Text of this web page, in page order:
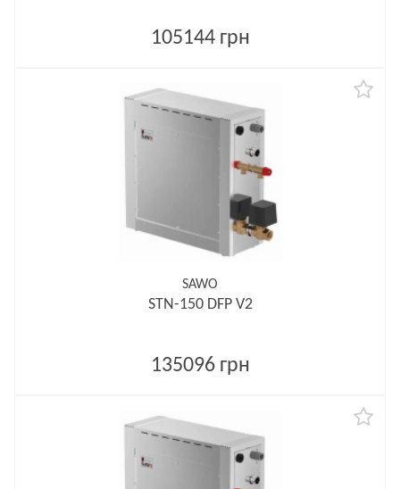
105144 грн
SAWO
STN-150 DFP V2
135096 грн